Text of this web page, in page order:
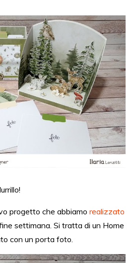
progetto che abbiamorealizzato
settimana. Si tratta di un Home
con un porta foto.